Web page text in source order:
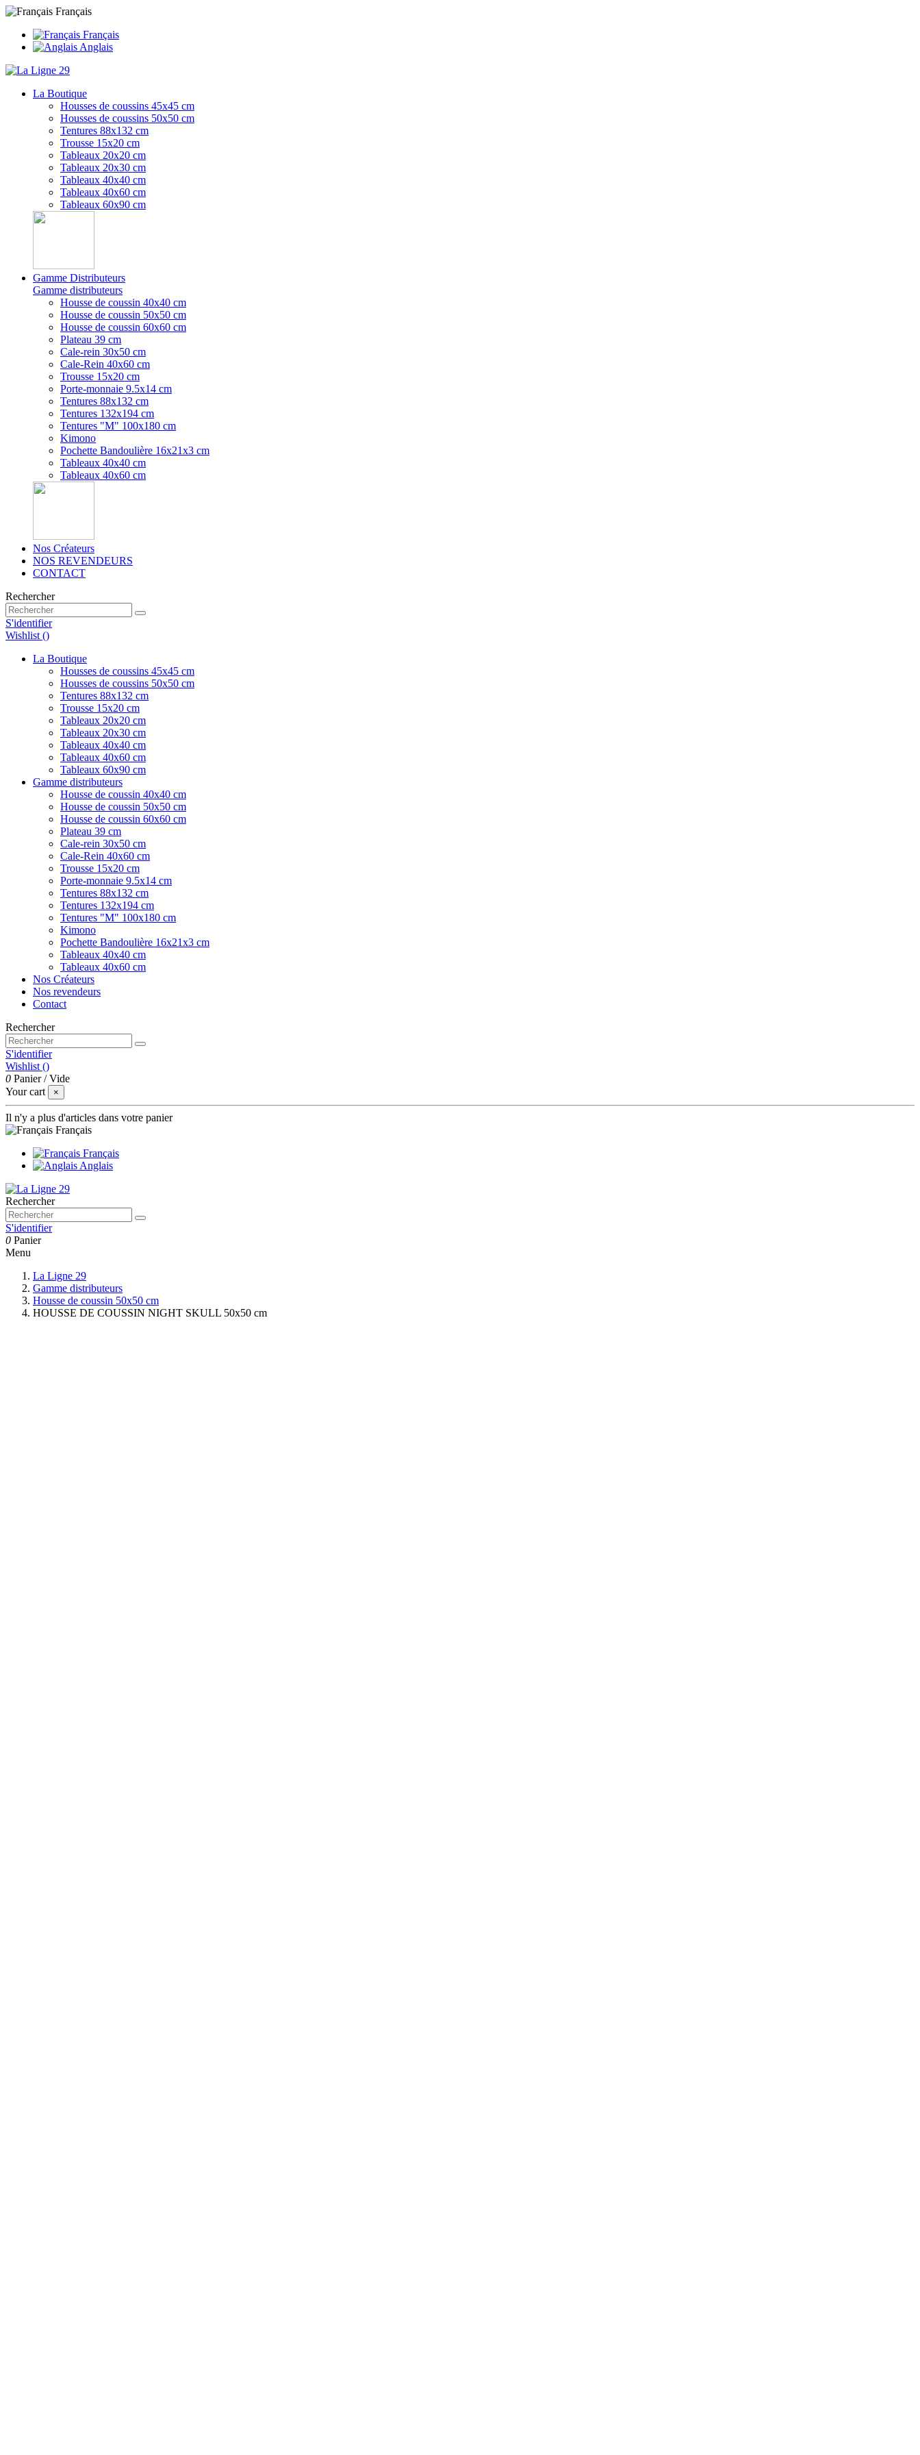
Français
Français
Anglais
La Boutique
Housses de coussins 45x45 cm
Housses de coussins 50x50 cm
Tentures 88x132 cm
Trousse 15x20 cm
Tableaux 20x20 cm
Tableaux 20x30 cm
Tableaux 40x40 cm
Tableaux 40x60 cm
Tableaux 60x90 cm
Gamme Distributeurs
Gamme distributeurs
Housse de coussin 40x40 cm
Housse de coussin 50x50 cm
Housse de coussin 60x60 cm
Plateau 39 cm
Cale-rein 30x50 cm
Cale-Rein 40x60 cm
Trousse 15x20 cm
Porte-monnaie 9.5x14 cm
Tentures 88x132 cm
Tentures 132x194 cm
Tentures "M" 100x180 cm
Kimono
Pochette Bandoulière 16x21x3 cm
Tableaux 40x40 cm
Tableaux 40x60 cm
Nos Créateurs
NOS REVENDEURS
CONTACT
Rechercher
S'identifier
Wishlist ()
La Boutique
Housses de coussins 45x45 cm
Housses de coussins 50x50 cm
Tentures 88x132 cm
Trousse 15x20 cm
Tableaux 20x20 cm
Tableaux 20x30 cm
Tableaux 40x40 cm
Tableaux 40x60 cm
Tableaux 60x90 cm
Gamme distributeurs
Housse de coussin 40x40 cm
Housse de coussin 50x50 cm
Housse de coussin 60x60 cm
Plateau 39 cm
Cale-rein 30x50 cm
Cale-Rein 40x60 cm
Trousse 15x20 cm
Porte-monnaie 9.5x14 cm
Tentures 88x132 cm
Tentures 132x194 cm
Tentures "M" 100x180 cm
Kimono
Pochette Bandoulière 16x21x3 cm
Tableaux 40x40 cm
Tableaux 40x60 cm
Nos Créateurs
Nos revendeurs
Contact
Rechercher
S'identifier
Wishlist ()
0 Panier /Vide
Your cart
×
Il n'y a plus d'articles dans votre panier
Français
Français
Anglais
Rechercher
S'identifier
0 Panier
Menu
La Ligne 29
Gamme distributeurs
Housse de coussin 50x50 cm
HOUSSE DE COUSSIN NIGHT SKULL 50x50 cm